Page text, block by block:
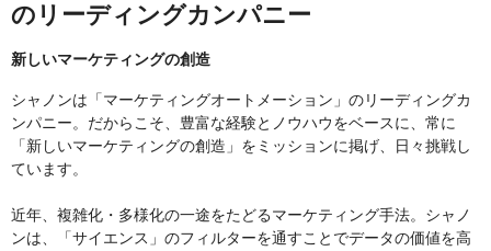
のリーディングカンパニー
新しいマーケティングの創造
シャノンは「マーケティングオートメーション」のリーディングカ
ンパニー。だからこそ、豊富な経験とノウハウをベースに、常に
「新しいマーケティングの創造」をミッションに掲げ、日々挑戦し
ています。
近年、複雑化・多様化の一途をたどるマーケティング手法。シャノ
ンは、「サイエンス」のフィルターを通すことでデータの価値を高